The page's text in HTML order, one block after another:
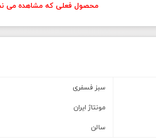
محصول فعلی که مشاهده می
سبز فسفری
مونتاژ ایران
سالن